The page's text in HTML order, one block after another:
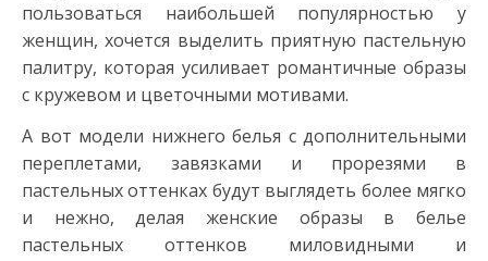
пользоваться наибольшей популярностью у
женщин, хочется выделить приятную пастельную
палитру, которая усиливает романтичные образы
с кружевом и цветочными мотивами.
А вот модели нижнего белья с дополнительными
переплетами, завязками и прорезями в
пастельных оттенках будут выглядеть более мягко
и нежно, делая женские образы в белье
пастельных оттенков миловидными и